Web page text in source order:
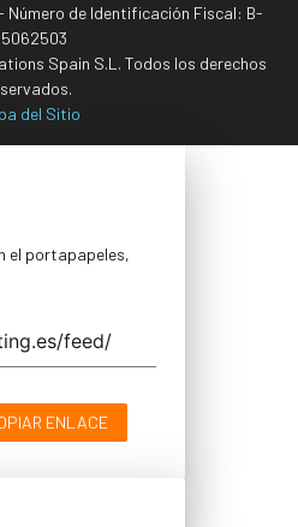
Número de Identificación Fiscal: B-
Spain S.L. Todos los derechos
del Sitio
el portapapeles,
ENLACE